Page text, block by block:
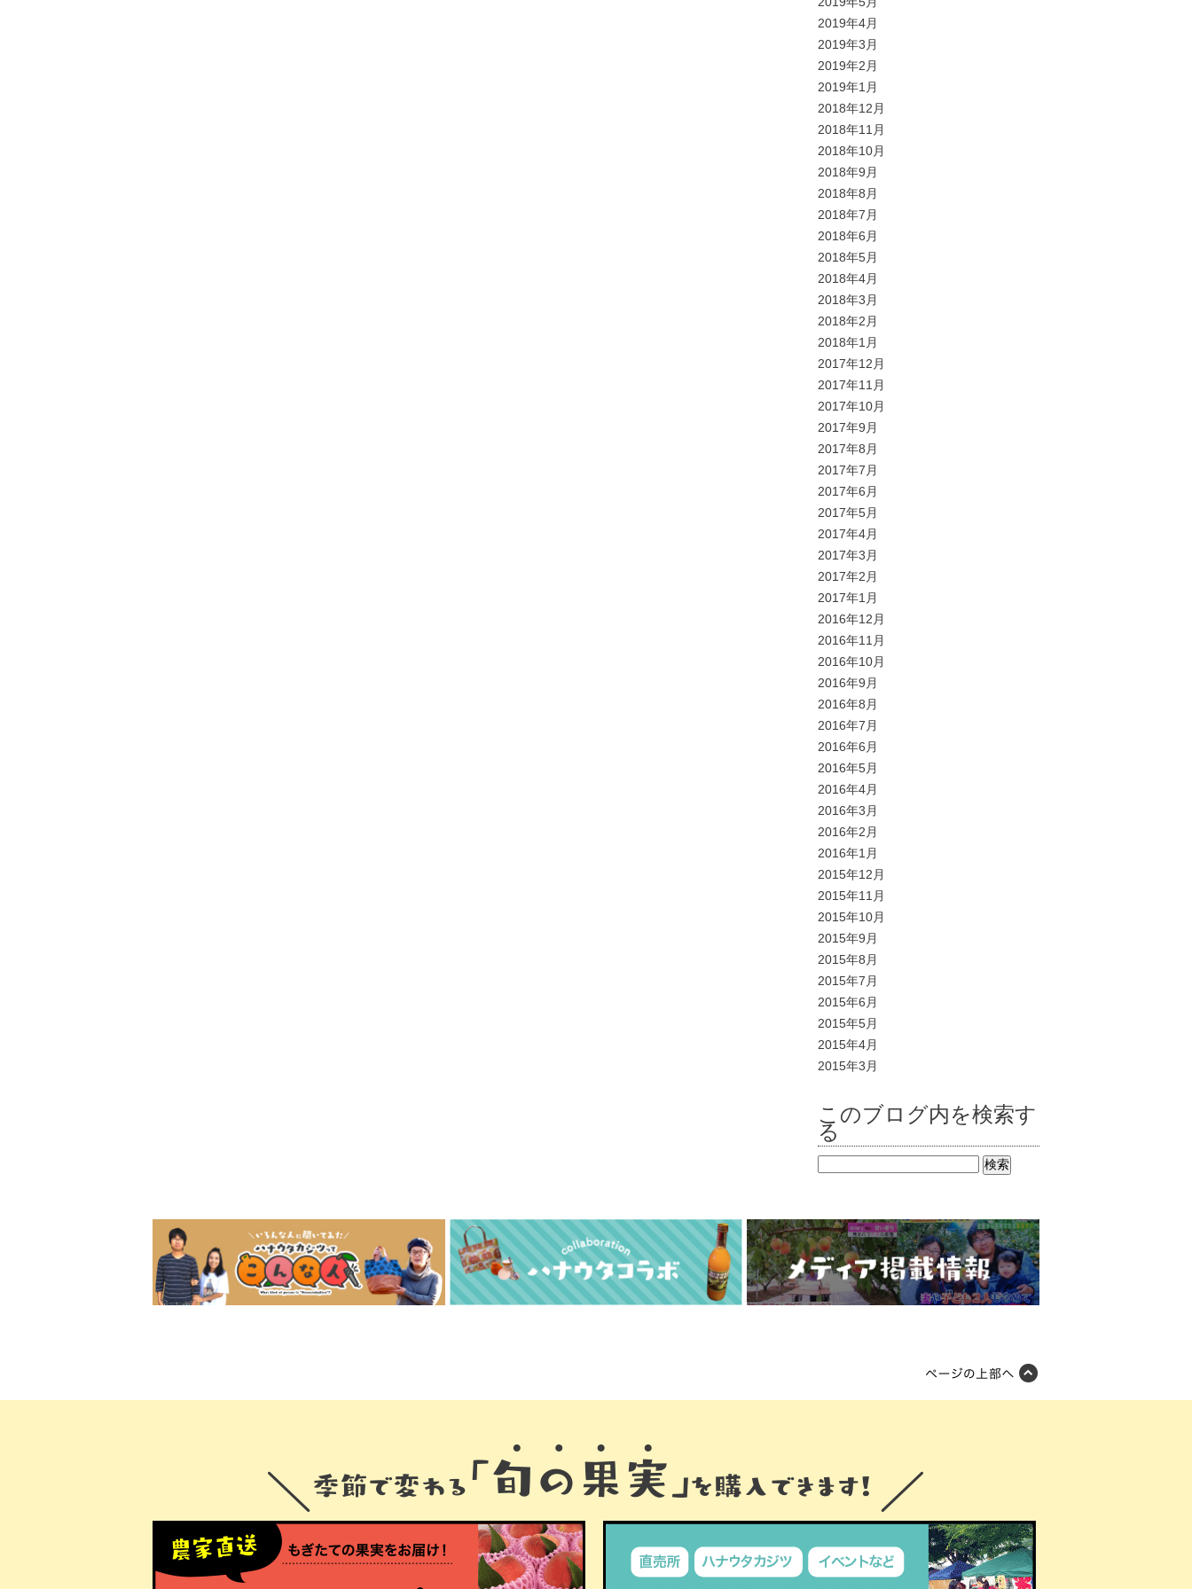
2019年4月
2019年3月
2019年2月
2019年1月
2018年12月
2018年11月
2018年10月
2018年9月
2018年8月
2018年7月
2018年6月
2018年5月
2018年4月
2018年3月
2018年2月
2018年1月
2017年12月
2017年11月
2017年10月
2017年9月
2017年8月
2017年7月
2017年6月
2017年5月
2017年4月
2017年3月
2017年2月
2017年1月
2016年12月
2016年11月
2016年10月
2016年9月
2016年8月
2016年7月
2016年6月
2016年5月
2016年4月
2016年3月
2016年2月
2016年1月
2015年12月
2015年11月
2015年10月
2015年9月
2015年8月
2015年7月
2015年6月
2015年5月
2015年4月
2015年3月
このブログ内を検索す
る